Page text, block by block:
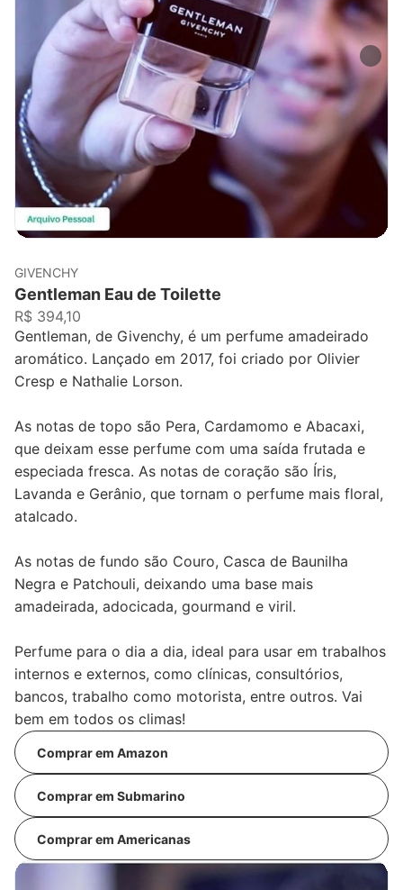
GIVENCHY
Gentleman Eau de Toilette
R$ 394,10
Gentleman, de Givenchy, é um perfume amadeirado
aromático. Lançado em 2017, foi criado por Olivier
Cresp e Nathalie Lorson.
As notas de topo são Pera, Cardamomo e Abacaxi,
que deixam esse perfume com uma saída frutada e
especiada fresca. As notas de coração são Íris,
Lavanda e Gerânio, que tornam o perfume mais floral,
atalcado.
As notas de fundo são Couro, Casca de Baunilha
Negra e Patchouli, deixando uma base mais
amadeirada, adocicada, gourmand e viril.
Perfume para o dia a dia, ideal para usar em trabalhos
internos e externos, como clínicas, consultórios,
bancos, trabalho como motorista, entre outros. Vai
bem em todos os climas!
Comprar em Amazon
Comprar em Submarino
Comprar em Americanas